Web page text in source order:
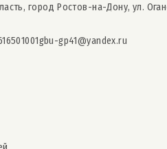
город Ростов-на-Дону, ул.
gbu-gp41@yandex.ru